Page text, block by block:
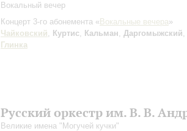
Вокальный вечер
Концерт 3-го абонемента « Вокальные вечера»
Чайковский, Куртис, Кальман, Даргомыжский,
Глинка
Русский оркестр им. В. В.
Великие имена "Могучей кучки"